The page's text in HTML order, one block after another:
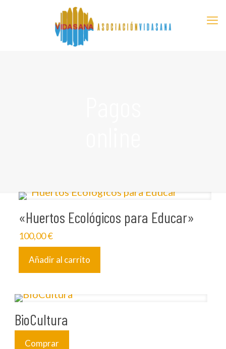
«Huertos Ecológicos para Educar»
100,00€
Añadir al carrito
BioCultura
Comprar